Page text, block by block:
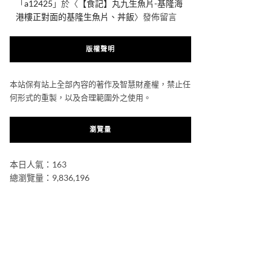
「a12425 」於〈 【食記】丸九生魚片-基隆海
港樓正對面的基隆生魚片、丼飯〉發佈留言
版權聲明
本站保有站上全部內容的著作及智慧財產權，禁止任
何形式的重製，以及合理範圍外之使用。
瀏覽量
本日人氣：163
總瀏覽量：9,836,196